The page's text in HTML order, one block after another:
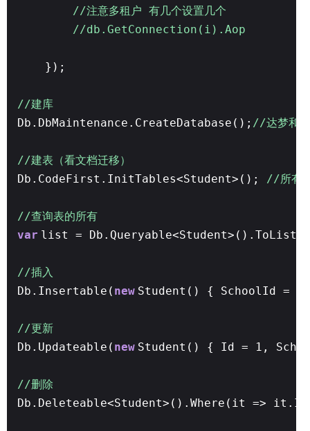
//注意多租户 有几个设置几个
//db.GetConnection(i).Aop
});
//建库
Db.DbMaintenance.CreateDatabase(); //达梦和
//建表（看文档迁移）
Db.CodeFirst.InitTables<Student>(); //所
//查询表的所有
var list =
//插入
Db.Insertable( new Student() { SchoolId =
//更新
Db.Updateable( new Student() { Id = 1,
//删除
Db.Deleteable<Student>().Where(it => it.Id